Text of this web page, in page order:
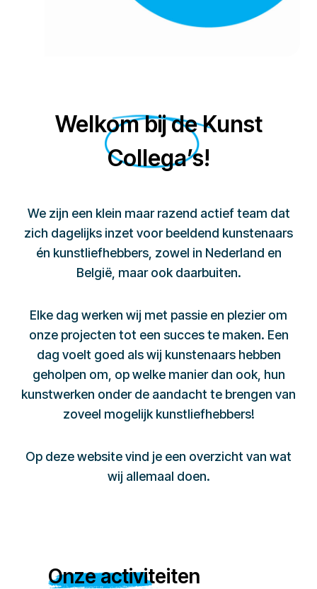
Welkom bij de Kunst
Collega’s!
We zijn een klein maar razend actief team dat
zich dagelijks inzet voor beeldend kunstenaars
én kunstliefhebbers, zowel in Nederland en
België, maar ook daarbuiten.
Elke dag werken wij met passie en plezier om
onze projecten tot een succes te maken. Een
dag voelt goed als wij kunstenaars hebben
geholpen om, op welke manier dan ook, hun
kunstwerken onder de aandacht te brengen van
zoveel mogelijk kunstliefhebbers!
Op deze website vind je een overzicht van wat
wij allemaal doen.
Onze activiteiten